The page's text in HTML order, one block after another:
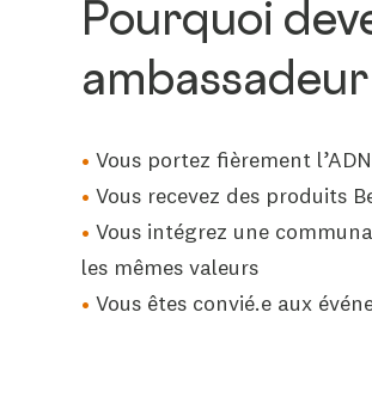
Pourquoi
ambassadeur
Vous portez fièrement
Vous recevez des produits
Vous intégrez une
les mêmes valeurs
Vous êtes convié.e aux